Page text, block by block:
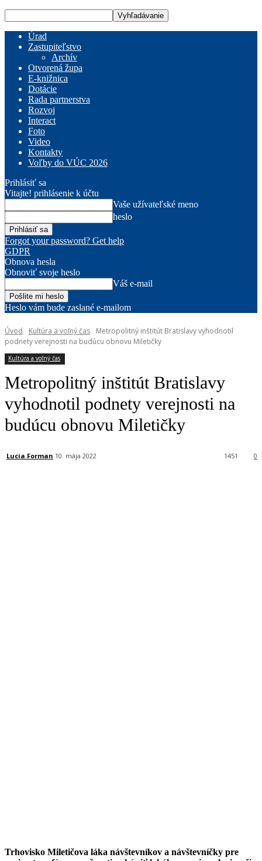
Úrad
Zastupiteľstvo
Archív
Otvorená župa
E-knižnica
Dotácie
Rada partnerstva
Rozvoj
Interact
Foto
Video
Kontakty
Voľby do VÚC 2026
Prihlásiť sa
Vitajte! prihlásenie k účtu
Vaše užívateľské meno
heslo
Forgot your password? Get help
GDPR
Obnova hesla
Obnoviť svoje heslo
Váš e-mail
Heslo vám bude zaslané e-mailom
Úvod Kultúra a voľný čas
Metropolitný inštitút Bratislavy vyhodnotil
podnety verejnosti na budúcu obnovu Miletičky
Kultúra a voľný čas
Metropolitný inštitút Bratislavy
vyhodnotil podnety verejnosti na
budúcu obnovu Miletičky
Lucia Forman 10. mája 2022 0
1451
Trhovisko Miletičova láka návštevníkov a návštevníčky pre